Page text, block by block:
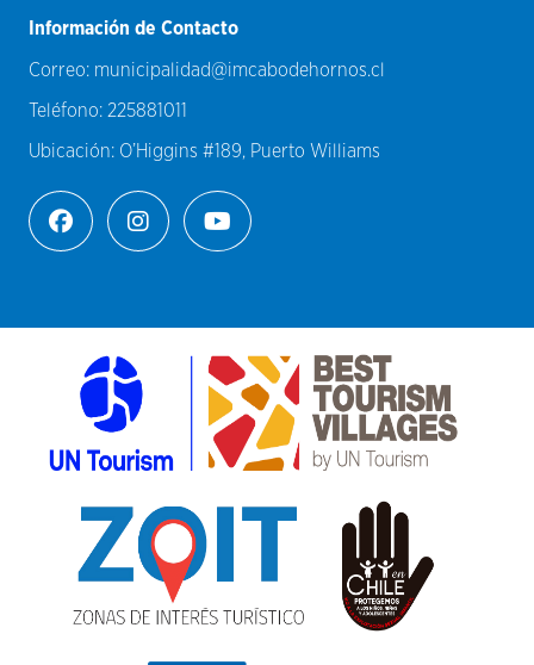
Información de Contacto
Correo: municipalidad@imcabodehornos.cl
Teléfono: 225881011
Ubicación: O’Higgins #189, Puerto Williams